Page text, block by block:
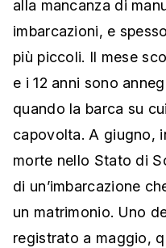
alla mancanza di
imbarcazioni, e
più piccoli. Il mese
e i 12 anni sono
quando la barca su
capovolta. A giugno,
morte nello Stato di
di un’imbarcazione
un matrimonio. Uno
registrato a maggio,